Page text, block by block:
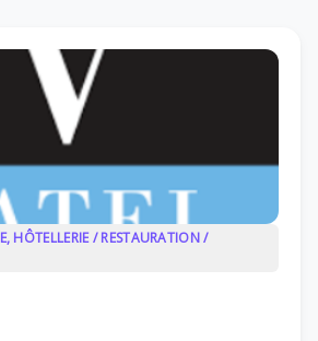
HÔTELLERIE / RESTAURATION /